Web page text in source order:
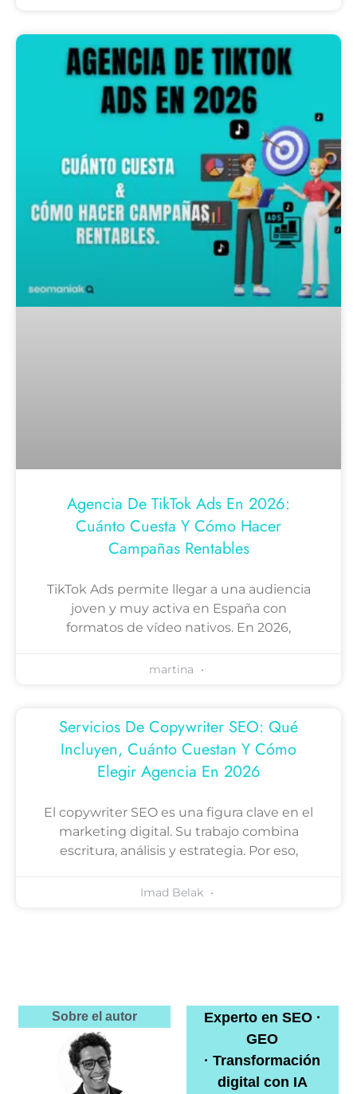
Agencia De TikTok Ads En 2026:
Cuánto Cuesta Y Cómo Hacer
Campañas Rentables
TikTok Ads permite llegar a una audiencia
joven y muy activa en España con
formatos de vídeo nativos. En 2026,
martina
Servicios De Copywriter SEO: Qué
Incluyen, Cuánto Cuestan Y Cómo
Elegir Agencia En 2026
El copywriter SEO es una figura clave en el
marketing digital. Su trabajo combina
escritura, análisis y estrategia. Por eso,
Imad Belak
Sobre el autor
Experto en SEO ·
GEO
· Transformación
digital con IA